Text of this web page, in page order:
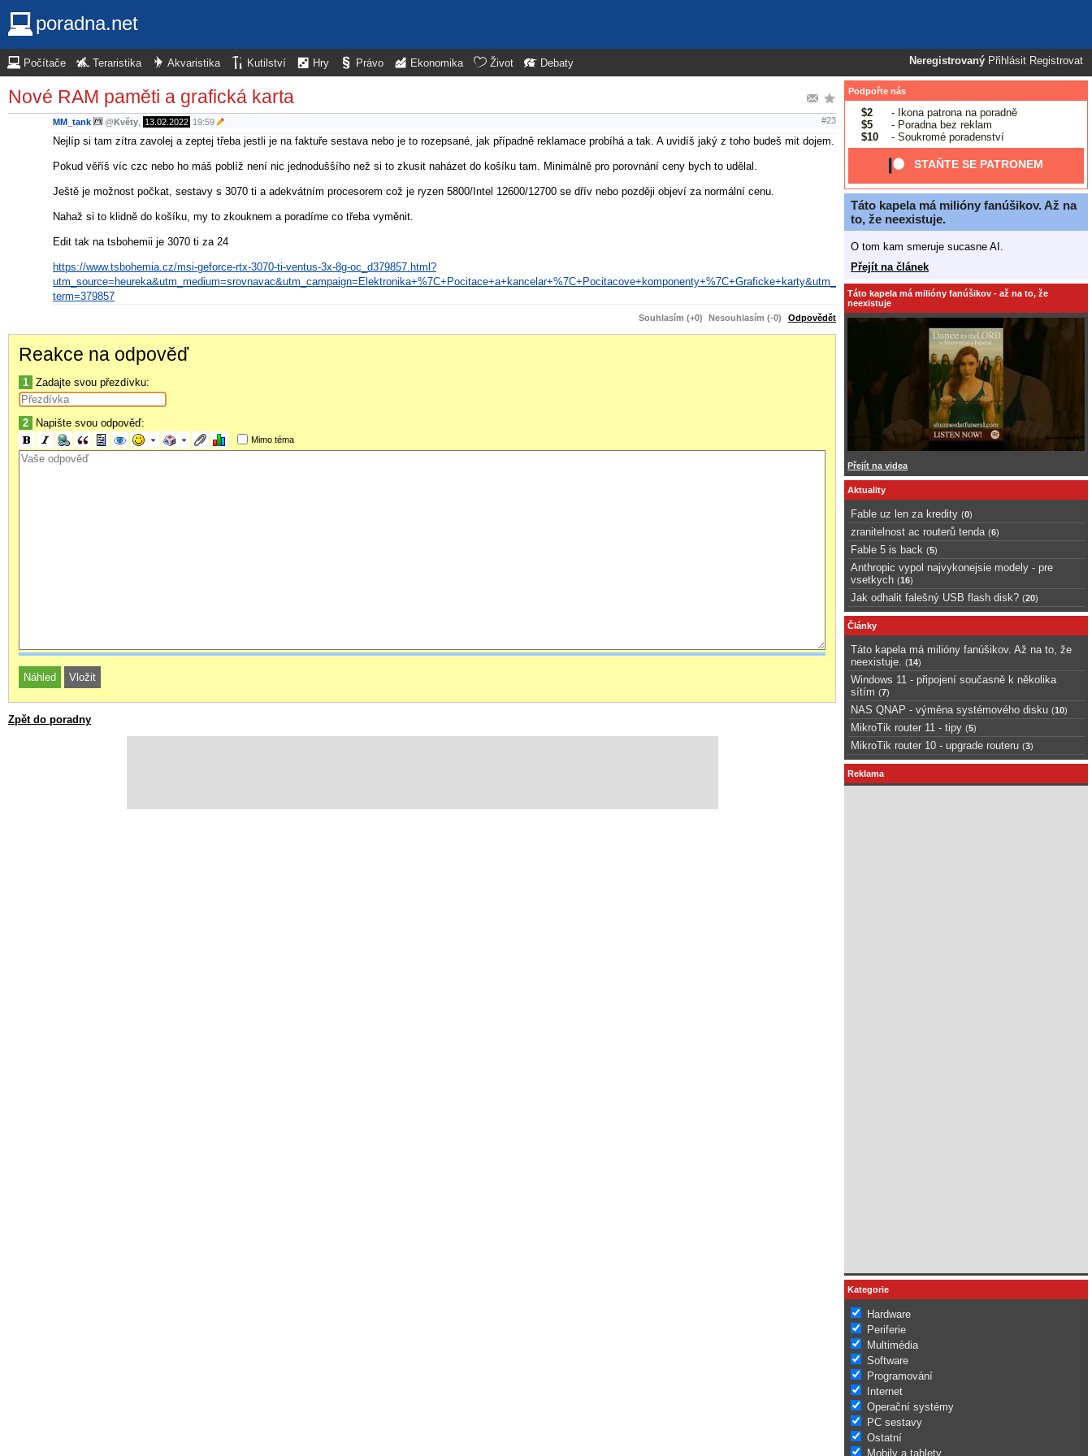
poradna.net
Neregistrovaný Přihlásit Registrovat
Počítače Teraristika Akvaristika Kutilství Hry Právo Ekonomika Život Debaty
Nové RAM paměti a grafická karta
MM_tank @Květy 13.02.2022 19:59 #23
Nejlíp si tam zítra zavolej a zeptej třeba jestli je na faktuře sestava nebo je to rozepsané, jak případně reklamace probíhá a tak. A uvidíš jaký z toho budeš mit dojem.
Pokud věříš víc czc nebo ho máš poblíž není nic jednoduššího než si to zkusit naházet do košíku tam. Minimálně pro porovnání ceny bych to udělal.
Ještě je možnost počkat, sestavy s 3070 ti a adekvátním procesorem což je ryzen 5800/Intel 12600/12700 se dřív nebo později objeví za normální cenu.
Nahaž si to klidně do košíku, my to zkouknem a poradíme co třeba vyměnit.
Edit tak na tsbohemii je 3070 ti za 24
https://www.tsbohemia.cz/msi-geforce-rtx-3070-ti-ventus-3x-8g-oc_d379857.html?
utm_source=heureka&utm_medium=srovnavac&utm_campaign=Elektronika+%7C+Pocitace+a+kancelar+%7C+Pocitacove+komponenty+%7C+Graficke+karty&utm_
term=379857
Souhlasím (+0) Nesouhlasím (-0) Odpovědět
Reakce na odpověď
1 Zadajte svou přezdívku:
2 Napište svou odpověď:
Mimo téma
Zpět do poradny
Podpořte nás
$2
- Ikona patrona na poradně
$5
- Poradna bez reklam
$10
- Soukromé poradenství
STAŇTE SE PATRONEM
Táto kapela má milióny fanúšikov. Až na
to, že neexistuje.
O tom kam smeruje sucasne AI.
Přejít na článek
Táto kapela má milióny fanúšikov - až na to, že
neexistuje
Přejít na videa
Aktuality
Fable uz len za kredity (0)
zranitelnost ac routerů tenda (6)
Fable 5 is back (5)
Anthropic vypol najvykonejsie modely - pre
vsetkych (16)
Jak odhalit falešný USB flash disk? (20)
Články
Táto kapela má milióny fanúšikov. Až na to, že
neexistuje.
(14)
Windows 11 - připojení současně k několika
sítím (7)
NAS QNAP - výměna systémového disku (10)
MikroTik router 11 - tipy (5)
MikroTik router 10 - upgrade routeru (3)
Reklama
Kategorie
Hardware
Periferie
Multimédia
Software
Programování
Internet
Operační systémy
PC sestavy
Ostatní
Mobily a tablety